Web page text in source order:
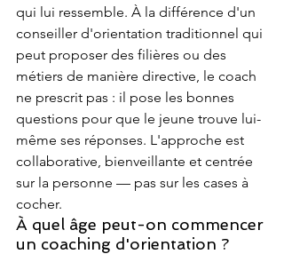
qui lui ressemble. À la différence d'un
conseiller d'orientation traditionnel qui
peut proposer des filières ou des
métiers de manière directive, le coach
ne prescrit pas : il pose les bonnes
questions pour que le jeune trouve lui-
même ses réponses. L'approche est
collaborative, bienveillante et centrée
sur la personne — pas sur les cases à
cocher.
À quel âge peut-on commencer
un coaching d'orientation ?